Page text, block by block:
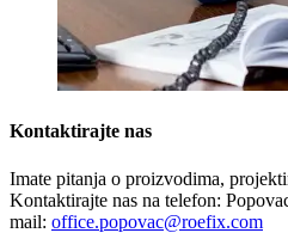
Kontaktirajte nas
Imate pitanja o proizvodima,
Kontaktirajte nas na telefon:
mail: office.popovac@roefix.com